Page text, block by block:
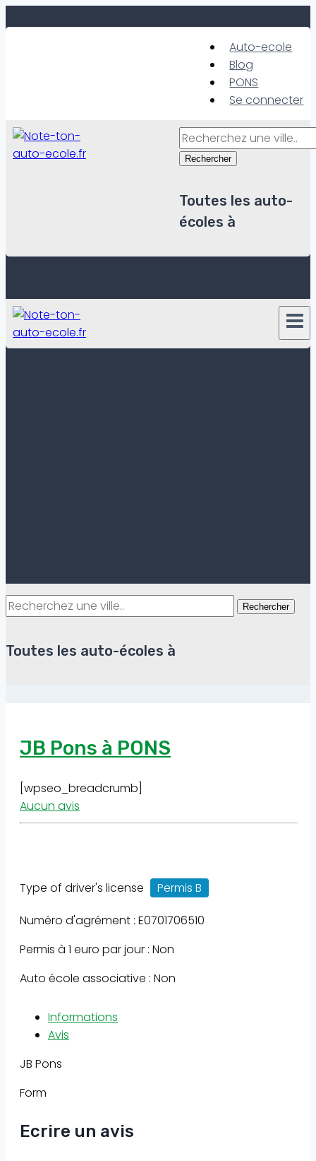
to
Auto-ecole
Blog
PONS
Se connecter
Rechercher
Toutes les auto-
écoles à
Rechercher
Toutes les auto-écoles à
JB Pons à PONS
[wpseo_breadcrumb]
Aucun avis
Type of driver's license
Permis B
Numéro d'agrément : E0701706510
Permis à 1 euro par jour : Non
Auto école associative : Non
Informations
Avis
JB Pons
Form
Ecrire un avis